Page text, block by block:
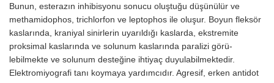
Bunun, esterazın inhibisyonu sonucu oluştuğu düşünülür ve
methamidophos, trichlorfon ve leptophos ile oluşur. Boyun fleksör
kaslarında, kraniyal sinirlerin uyarıldığı kaslarda, ekstremite
proksimal kaslarında ve solunum kaslarında paralizi görü­
lebilmekte ve solunum desteğine ihtiyaç duyulabilmektedir.
Elektromiyografi tanı koymaya yardımcıdır. Agresif, erken antidot